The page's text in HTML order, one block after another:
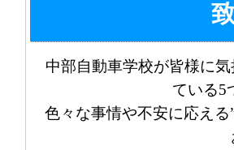
中部自動車学校が皆様に
ている5
色々な事情や不安に応え